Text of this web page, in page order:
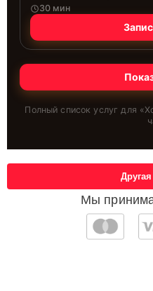
30 мин
Полный список услуг для «
Мы